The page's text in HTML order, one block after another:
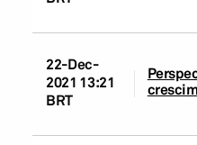
22-Dec-
2021 13:21
BRT